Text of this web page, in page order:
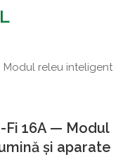
Fi 16A — Modul
și aparate